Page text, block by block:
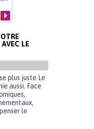
LE
plus juste Le
aussi. Face
le